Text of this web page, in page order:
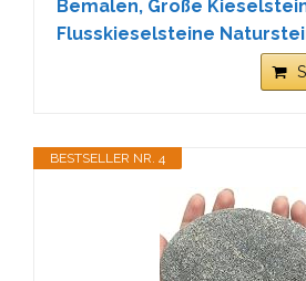
Bemalen, Große
Flusskieselsteine
BESTSELLER NR. 4